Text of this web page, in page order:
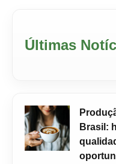
Últimas
Brasil: